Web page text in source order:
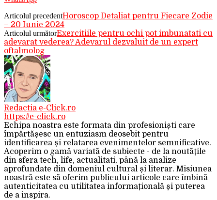
Articolul precedentHoroscop Detaliat pentru Fiecare Zodie
– 20 Iunie 2024
Articolul următorExercitiile pentru ochi pot imbunatati cu
adevarat vederea? Adevarul dezvaluit de un expert
oftalmolog
Redactia e-Click.ro
https://e-click.ro
Echipa noastra este formata din profesioniști care
împărtășesc un entuziasm deosebit pentru
identificarea și relatarea evenimentelor semnificative.
Acoperim o gamă variată de subiecte - de la noutățile
din sfera tech, life, actualitati, până la analize
aprofundate din domeniul cultural și literar. Misiunea
noastră este să oferim publicului articole care îmbină
autenticitatea cu utilitatea informațională și puterea
de a inspira.